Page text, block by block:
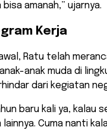
amanah,” ujarnya.
Kerja
Ratu telah
anak muda di
dari kegiatan
baru kali ya, kalau
Cuma nanti